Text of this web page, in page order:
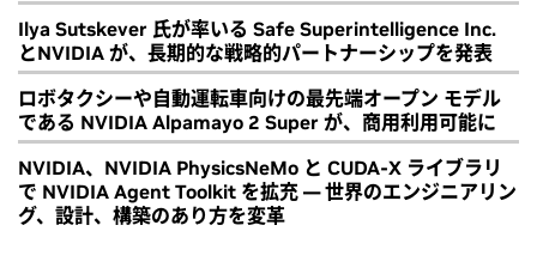
Ilya Sutskever 氏が率いる Safe Superintelligence Inc.
とNVIDIA が、長期的な戦略的パートナーシップを発表
ロボタクシーや自動運転車向けの最先端オープン モデル
である NVIDIA Alpamayo 2 Super が、商用利用可能に
NVIDIA、NVIDIA PhysicsNeMo と CUDA-X ライブラリ
で NVIDIA Agent Toolkit を拡充 ― 世界のエンジニアリン
グ、設計、構築のあり方を変革